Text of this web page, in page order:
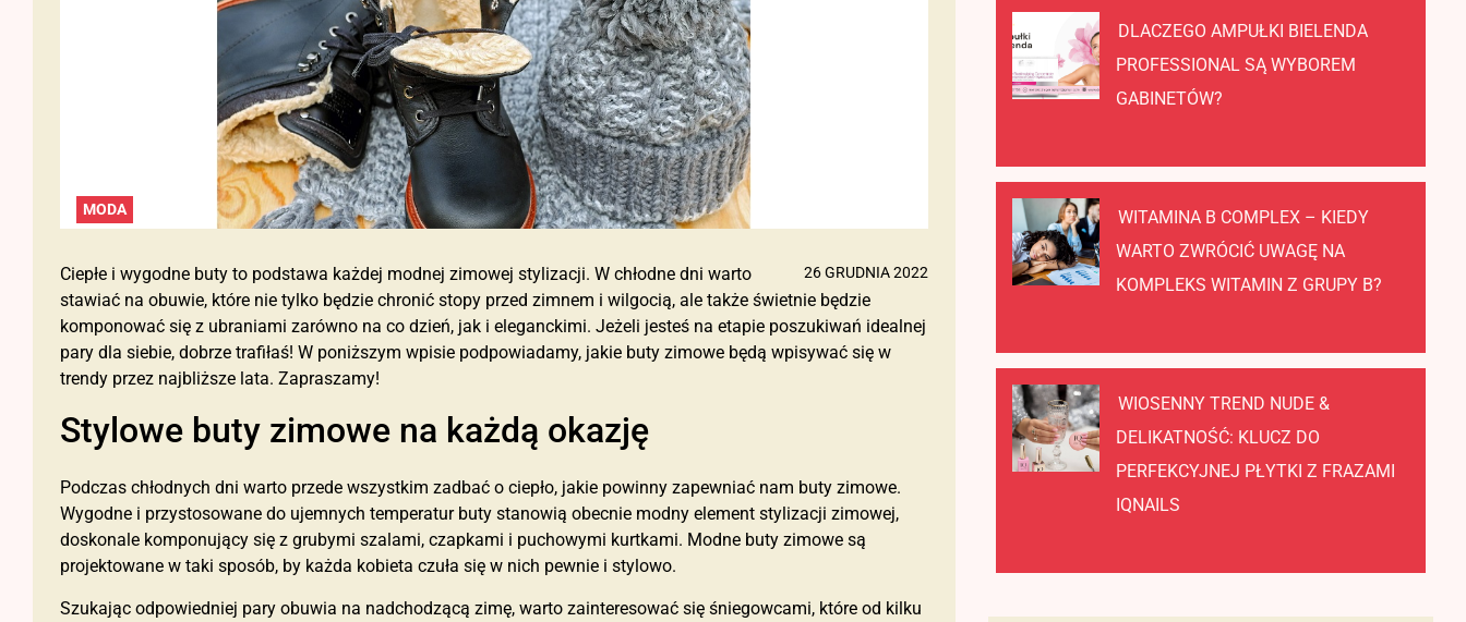
MODA
26 GRUDNIA 2022
Ciepłe i wygodne buty to podstawa każdej modnej zimowej stylizacji. W chłodne dni warto
stawiać na obuwie, które nie tylko będzie chronić stopy przed zimnem i wilgocią, ale także świetnie będzie
komponować się z ubraniami zarówno na co dzień, jak i eleganckimi. Jeżeli jesteś na etapie poszukiwań idealnej
pary dla siebie, dobrze trafiłaś! W poniższym wpisie podpowiadamy, jakie buty zimowe będą wpisywać się w
trendy przez najbliższe lata. Zapraszamy!
Stylowe buty zimowe na każdą okazję
Podczas chłodnych dni warto przede wszystkim zadbać o ciepło, jakie powinny zapewniać nam buty zimowe.
Wygodne i przystosowane do ujemnych temperatur buty stanowią obecnie modny element stylizacji zimowej,
doskonale komponujący się z grubymi szalami, czapkami i puchowymi kurtkami. Modne buty zimowe są
projektowane w taki sposób, by każda kobieta czuła się w nich pewnie i stylowo.
Szukając odpowiedniej pary obuwia na nadchodzącą zimę, warto zainteresować się śniegowcami, które od kilku
DLACZEGO AMPUŁKI BIELENDA
PROFESSIONAL SĄ WYBOREM
GABINETÓW?
WITAMINA B COMPLEX – KIEDY
WARTO ZWRÓCIĆ UWAGĘ NA
KOMPLEKS WITAMIN Z GRUPY B?
WIOSENNY TREND NUDE &
DELIKATNOŚĆ: KLUCZ DO
PERFEKCYJNEJ PŁYTKI Z FRAZAMI
IQNAILS